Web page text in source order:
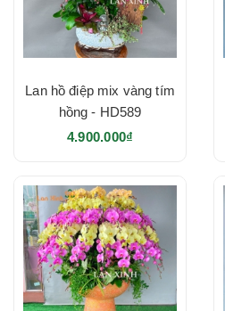
Lan hồ điệp mix vàng tím
hồng - HD589
4.900.000₫